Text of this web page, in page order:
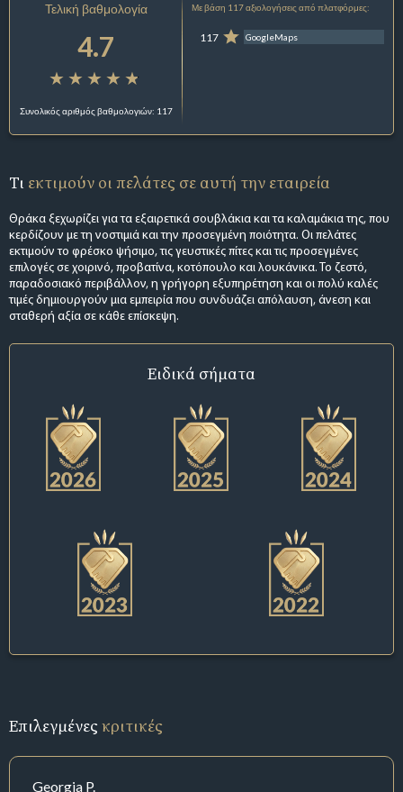
Τελική βαθμολογία
4.7
Συνολικός αριθμός βαθμολογιών: 117
Με βάση 117 αξιολογήσεις από πλατφόρμες:
117 GoogleMaps
Τι εκτιμούν οι πελάτες σε αυτή την εταιρεία
Θράκα ξεχωρίζει για τα εξαιρετικά σουβλάκια και τα καλαμάκια της, που
κερδίζουν με τη νοστιμιά και την προσεγμένη ποιότητα. Οι πελάτες
εκτιμούν το φρέσκο ψήσιμο, τις γευστικές πίτες και τις προσεγμένες
επιλογές σε χοιρινό, προβατίνα, κοτόπουλο και λουκάνικα. Το ζεστό,
παραδοσιακό περιβάλλον, η γρήγορη εξυπηρέτηση και οι πολύ καλές
τιμές δημιουργούν μια εμπειρία που συνδυάζει απόλαυση, άνεση και
σταθερή αξία σε κάθε επίσκεψη.
Ειδικά σήματα
Επιλεγμένεςκριτικές
Georgia P.